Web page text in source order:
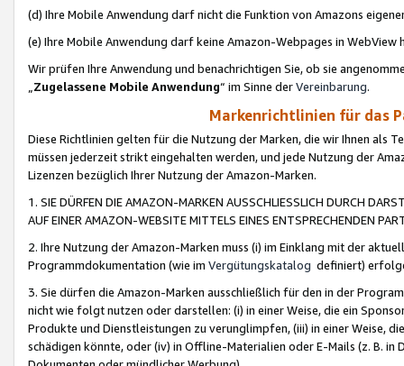
(d) Ihre Mobile Anwendung darf nicht die Funktion von Amazons
(e) Ihre Mobile Anwendung darf keine Amazon-Webpages in WebView
Wir prüfen Ihre Anwendung und benachrichtigen Sie, ob sie
„Zugelassene Mobile Anwendung“ im Sinne derVereinbarung.
Markenrichtlinien für das
Diese Richtlinien gelten für die Nutzung der Marken, die wir Ihnen als
müssen jederzeit strikt eingehalten werden, und jede Nutzung der
Lizenzen bezüglich Ihrer Nutzung der Amazon-Marken.
1. SIE DÜRFEN DIE AMAZON-MARKEN AUSSCHLIESSLICH DURCH
AUF EINER AMAZON-WEBSITE MITTELS EINES ENTSPRECHENDEN
2. Ihre Nutzung der Amazon-Marken muss (i) im Einklang mit der
Programmdokumentation (wie im Vergütungskatalog definiert)
3. Sie dürfen die Amazon-Marken ausschließlich für den in der
nicht wie folgt nutzen oder darstellen: (i) in einer Weise, die ein
Produkte und Dienstleistungen zu verunglimpfen, (iii) in einer Weise,
schädigen könnte, oder (iv) in Offline-Materialien oder E-Mails (z. B. in